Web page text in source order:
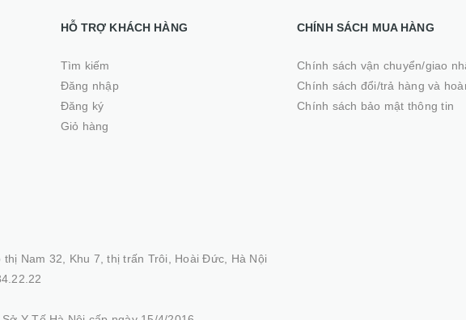
HỖ TRỢ KHÁCH HÀNG
Tìm kiếm
Đăng nhập
Đăng ký
Giỏ hàng
CHÍNH SÁCH MUA HÀNG
Chính sách vận chuyển/giao
Chính sách đổi/trả hàng và
Chính sách bảo mật thông tin
Nam 32, Khu 7, thị trấn Trôi, Hoài Đức, Hà Nội